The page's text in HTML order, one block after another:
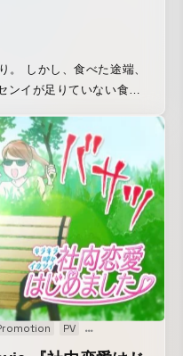
。 しかし、食べた途端、
丼などの野菜少なめ一品
おにぎりなど片手でつま
物の画風を極端に変化さ
を楽しく表現しました。
ちゃっかり。 おいしく補
PV Web movie